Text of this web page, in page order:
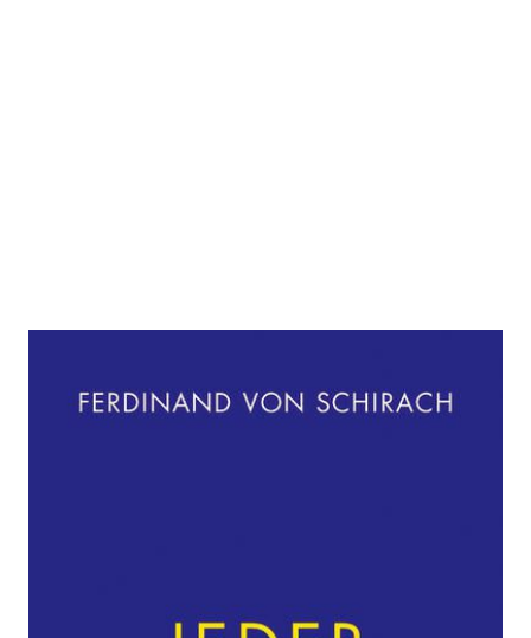
32 Seiten